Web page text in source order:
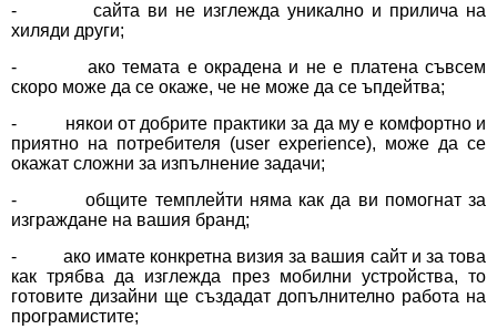
- сайта ви не изглежда уникално и прилича на
хиляди други;
- ако темата е окрадена и не е платена съвсем
скоро може да се окаже, че не може да се ъпдейтва;
- някои от добрите практики за да му е комфортно и
приятно на потребителя (user experience), може да се
окажат сложни за изпълнение задачи;
- общите темплейти няма как да ви помогнат за
изграждане на вашия бранд;
- ако имате конкретна визия за вашия сайт и за това
как трябва да изглежда през мобилни устройства, то
готовите дизайни ще създадат допълнително работа на
програмистите;